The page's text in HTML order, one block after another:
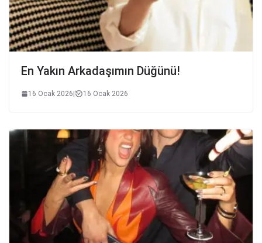
En Yakın Arkadaşımın Düğünü!
16 Ocak 2026| 16 Ocak 2026